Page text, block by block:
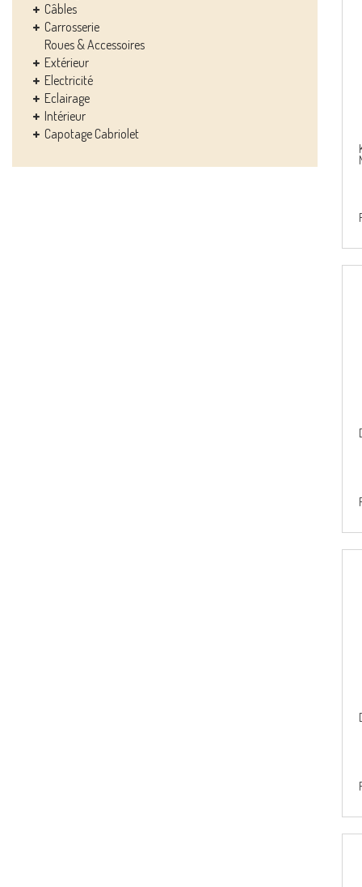
Câbles
Carrosserie
Roues & Accessoires
Extérieur
Electricité
Eclairage
Intérieur
Capotage Cabriolet